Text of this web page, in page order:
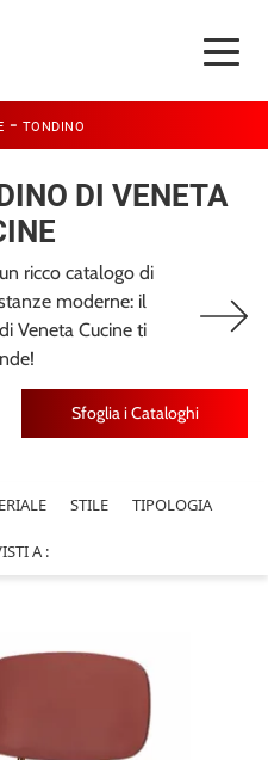
- TONDINO
DI VENETA
ricco catalogo di
moderne: il
Veneta Cucine ti
Sfoglia i Cataloghi
STILE TIPOLOGIA
A :